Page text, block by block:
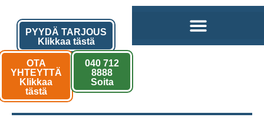
PYYDÄ TARJOUS
Klikkaa tästä
OTA
YHTEYTTÄ
Klikkaa
tästä
040 712
8888
Soita